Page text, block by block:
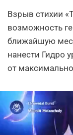
Взрыв стихии
возможность
ближайшую
нанести Гидро
от